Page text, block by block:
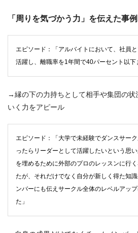
「周りを気づかう力」を伝えた事例
エピソード：「アルバイトにおいて、社員
活躍し、離職率を1年間で40パーセント以下
→縁の下の力持ちとして相手や集団の状
いく力をアピール
エピソード：「大学で未経験でダンスサー
ったらリーダーとして活躍したいという思
を埋めるために外部のプロのレッスンに行
たが、それだけでなく自分が新しく得た知
ンバーにも伝えサークル全体のレベルアッ
た」